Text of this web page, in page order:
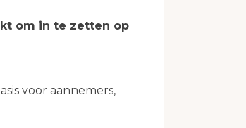
om in te zetten op
voor aannemers,